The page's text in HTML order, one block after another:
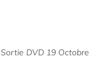
Sortie DVD 19 Octobre